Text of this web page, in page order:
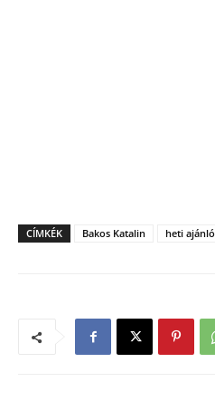
CÍMKÉK Bakos Katalin heti ajánló